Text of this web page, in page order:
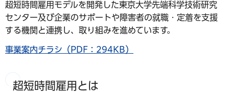
超短時間雇用モデルを開発した東京大学先端科学技術研究
センター及び企業のサポートや障害者の就職・定着を支援
する機関と連携し、取り組みを進めています。
事業案内チラシ（PDF：294KB）
超短時間雇用とは